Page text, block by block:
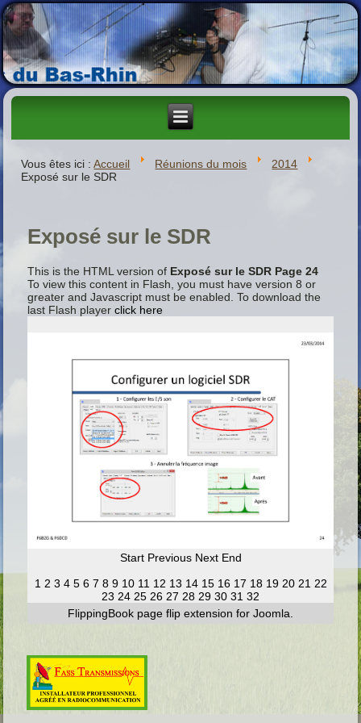
Vous êtes ici :Accueil Réunions du mois
2014
Exposé sur le SDR
Exposé sur le SDR
This is the HTML version of Exposé sur le SDR Page 24
To view this content in Flash, you must have version 8 or
greater and Javascript must be enabled. To download the
last Flash playerclick here
Start Previous Next End
1 2 3 4 5 6 7 8 9 10 11 12 13 14 15 16 17 18 19 20 21 22
23 24 25 26 27 28 29 30 31 32
FlippingBook page flip extension for Joomla.